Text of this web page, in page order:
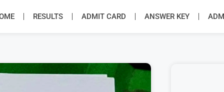
RESULTS ADMIT CARD ANSWER KEY